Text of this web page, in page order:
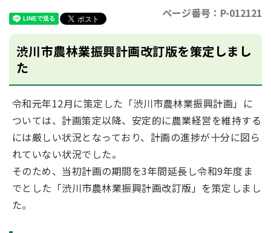
ページ番号：P-012121
渋川市農林業振興計画改訂版を策定しまし
た
令和元年12月に策定した「渋川市農林業振興計画」に
ついては、計画策定以降、安定的に農業経営を維持する
には厳しい状況となっており、計画の進捗が十分に図ら
れていない状況でした。
そのため、当初計画の期間を3年間延長し令和9年度ま
でとした「渋川市農林業振興計画改訂版」を策定しまし
た。